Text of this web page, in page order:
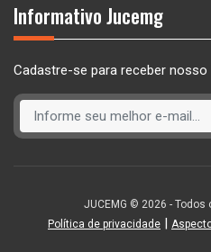
Informativo Jucemg
Cadastre-se para receber
JUCEMG © 2026 -
Política de privacidade |